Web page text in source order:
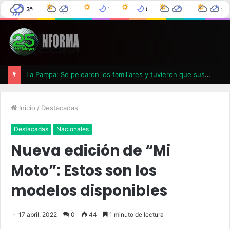
3°C 25 de Mayo 11°C 8°C 90% 14°C 6°C 0% 8°C 3°C 0% 6°C 0°C 0%
La Pampa: Se pelearon los familiares y tuvieron que suspender un velatorio
Inicio / Destacadas
Destacadas Nacionales
Nueva edición de “Mi
Moto”: Estos son los
modelos disponibles
17 abril, 2022 0 44 1 minuto de lectura